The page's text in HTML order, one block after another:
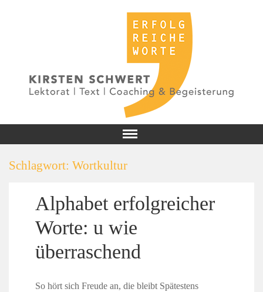
Schlagwort: Wortkultur
Alphabet erfolgreicher
Worte: u wie
überraschend
So hört sich Freude an, die bleibt Spätestens